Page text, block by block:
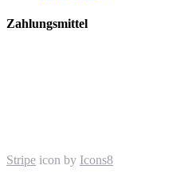
Zahlungsmittel
Stripe icon by Icons8